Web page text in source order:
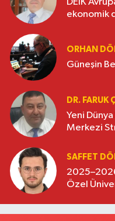
ekonomik
ORHAN
Güneşin
DR. FARUK
Yeni
Merkezi
SAFFET
Özel